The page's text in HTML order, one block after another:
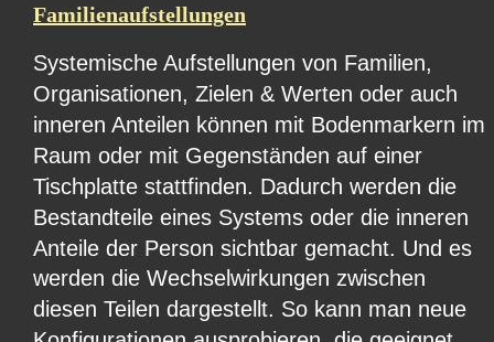
Familienaufstellungen
Systemische Aufstellungen von Familien,
Organisationen, Zielen & Werten oder auch
inneren Anteilen können mit Bodenmarkern im
Raum oder mit Gegenständen auf einer
Tischplatte stattfinden. Dadurch werden die
Bestandteile eines Systems oder die inneren
Anteile der Person sichtbar gemacht. Und es
werden die Wechselwirkungen zwischen
diesen Teilen dargestellt. So kann man neue